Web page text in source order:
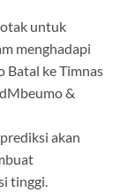
untuk
menghadapi
Batal ke Timnas
&
akan
tinggi.